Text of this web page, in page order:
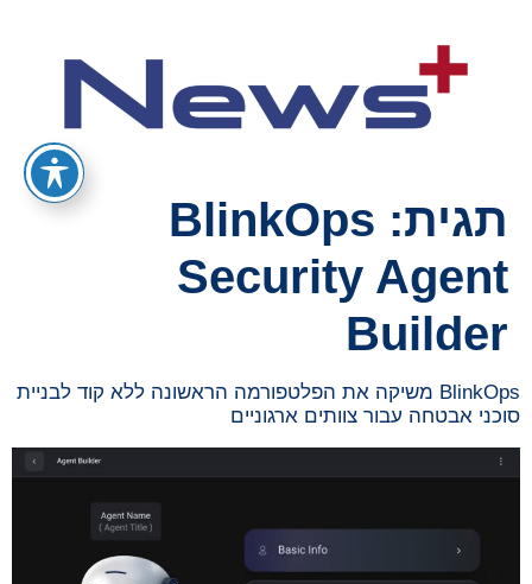
תגית: BlinkOps
Security Agent
Builder
BlinkOps משיקה את הפלטפורמה הראשונה ללא קוד לבניית
סוכני אבטחה עבור צוותים ארגוניים